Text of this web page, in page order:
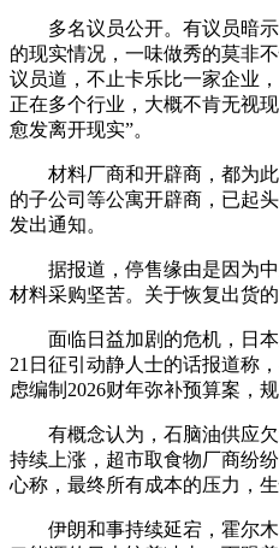
多名议员公开。有议员暗示
的现实情况，一味做秀的莫非
议员道，不止卡乐比一家企业
正在多个行业，大概不肯无视
愈发离开现实”。
材料厂商和开辟商，都为此
的子公司等公寓开辟商，已起
发出通知。
据报道，停售缘由是因为中
材料采购坚苦。关于恢复出货的
面临日益加剧的危机，日本
21日征引动静人士的话报道称
虑编制2026财年弥补预算案，
有概念认为，石脑油供应欠
持续上涨，超市取食物厂商纷
心称，最终所有成本的压力，
伊朗和事持续延宕，霍尔木